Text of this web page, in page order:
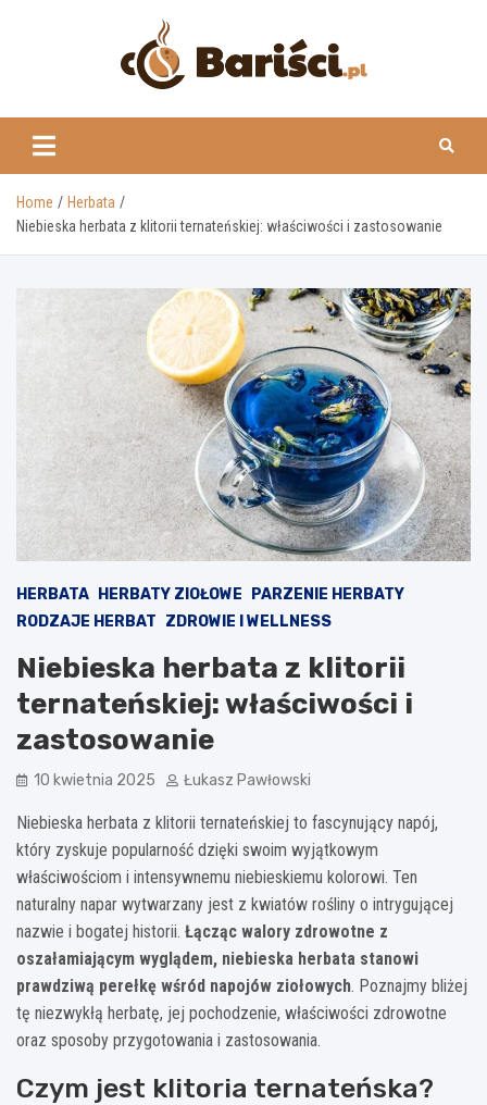
www.barisci.pl
Home
Herbata
Niebieska herbata z klitorii ternateńskiej: właściwości i zastosowanie
HERBATA HERBATY ZIOŁOWE
PARZENIE HERBATY
RODZAJE HERBAT ZDROWIE I WELLNESS
Niebieska herbata z klitorii
ternateńskiej: właściwości i
zastosowanie
10 kwietnia 2025 Łukasz Pawłowski
Niebieska herbata z klitorii ternateńskiej to fascynujący napój,
który zyskuje popularność dzięki swoim wyjątkowym
właściwościom i intensywnemu niebieskiemu kolorowi. Ten
naturalny napar wytwarzany jest z kwiatów rośliny o intrygującej
nazwie i bogatej historii. Łącząc walory zdrowotne z
oszałamiającym wyglądem, niebieska herbata stanowi
prawdziwą perełkę wśród napojów ziołowych. Poznajmy bliżej
tę niezwykłą herbatę, jej pochodzenie, właściwości zdrowotne
oraz sposoby przygotowania i zastosowania.
Czym jest klitoria ternateńska?